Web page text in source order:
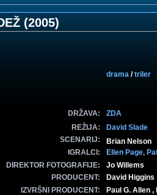
(2005)
drama /triler
DRŽAVA:
ZDA
REŽIJA:
David Slade
SCENARIJ:
Brian Nelson
IGRALCI:
Ellen Page,
DIREKTOR FOTOGRAFIJE:
Jo Willems
PRODUCENT:
David
IZVRŠNI PRODUCENT:
Paul G. Allen